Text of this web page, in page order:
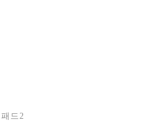
드2